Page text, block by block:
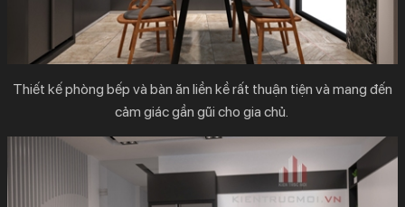
Thiết kế phòng bếp và bàn ăn liền kề rất thuận tiện và mang đến
cảm giác gần gũi cho gia chủ.